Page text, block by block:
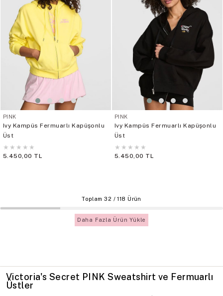
PINK
Ivy Kampüs Fermuarlı Kapüşonlu
Üst
★ ★ ★ ★ ★
5.450,00 TL
PINK
Ivy Kampüs Fermuarlı Kapüşonlu
Üst
★ ★ ★ ★ ★
5.450,00 TL
Toplam32 /118 Ürün
Daha Fazla Ürün Yükle
Victoria's Secret PINK Sweatshirt ve Fermuarlı
Üstler